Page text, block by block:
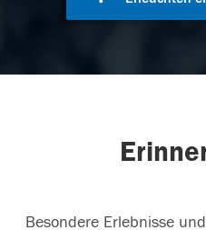
Besondere Erlebnisse